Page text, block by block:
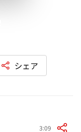
シェア
3:09